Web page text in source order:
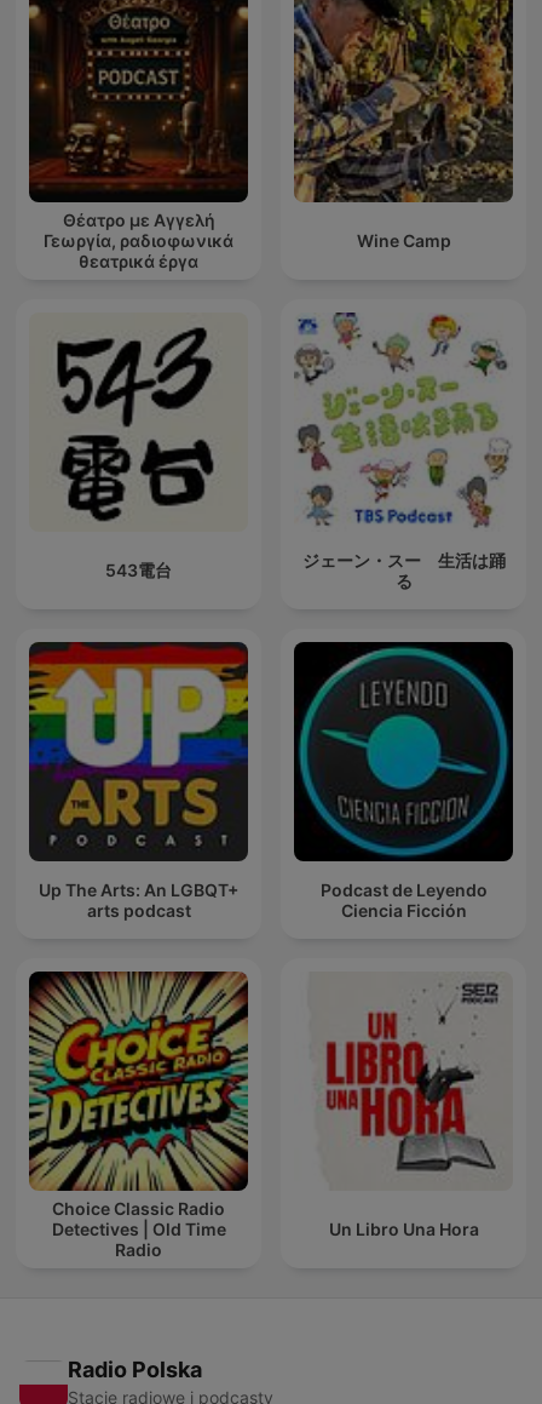
Θέατρο με Αγγελή
Γεωργία, ραδιοφωνικά
θεατρικά έργα
Wine Camp
543電台
ジェーン・スー 生活は踊
る
Up The Arts: An LGBQT+
arts podcast
Podcast de Leyendo
Ciencia Ficción
Choice Classic Radio
Detectives | Old Time
Radio
Un Libro Una Hora
Radio Polska
Stacje radiowe i podcasty